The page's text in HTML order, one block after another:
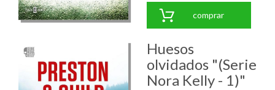
comprar
Huesos
olvidados "(Serie
Nora Kelly - 1)"